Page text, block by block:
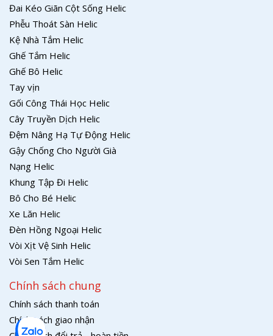
Đai Kéo Giãn Cột Sống Helic
Phễu Thoát Sàn Helic
Kệ Nhà Tắm Helic
Ghế Tắm Helic
Ghế Bô Helic
Tay vịn
Gối Công Thái Học Helic
Cây Truyền Dịch Helic
Đệm Nâng Hạ Tự Động Helic
Gậy Chống Cho Người Già
Nạng Helic
Khung Tập Đi Helic
Bô Cho Bé Helic
Xe Lăn Helic
Đèn Hồng Ngoại Helic
Vòi Xịt Vệ Sinh Helic
Vòi Sen Tắm Helic
Chính sách chung
Chính sách thanh toán
Chính sách giao nhận